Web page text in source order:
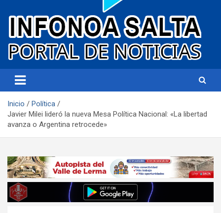
Infonoa Salta
Inicio
Política
Javier Milei lideró la nueva Mesa Política Nacional: «La libertad
avanza o Argentina retrocede»